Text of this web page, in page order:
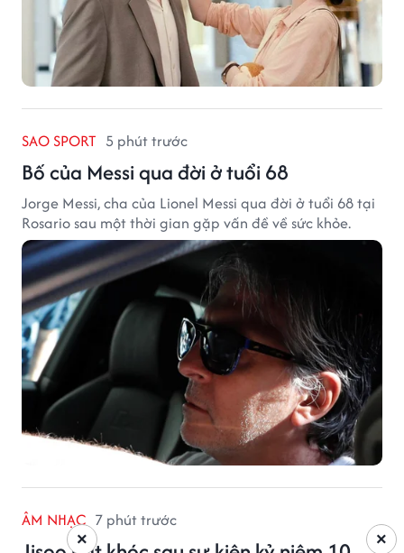
SAO SPORT 5 phút trước
Bố của Messi qua đời ở tuổi 68
Jorge Messi, cha của Lionel Messi qua đời ở tuổi 68 tại
Rosario sau một thời gian gặp vấn đề về sức khỏe.
ÂM NHẠC 7 phút trước
×
×